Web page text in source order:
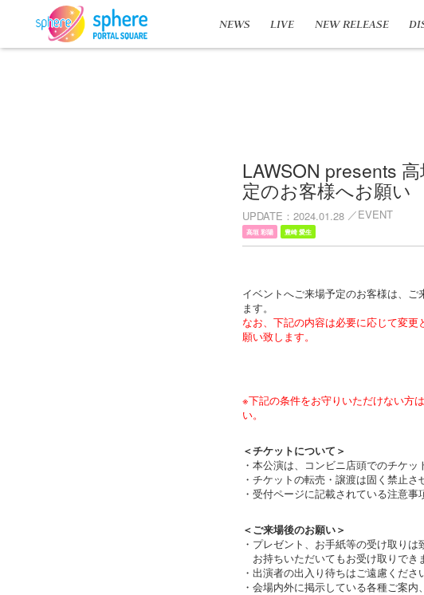
NEWS LIVE NEW RELEASE
LAWSON presents
定のお客様へお願い
UPDATE 2024.01.28 EVENT
高垣 彩陽 豊崎 愛生
イベントへご来場予定のお客様は、
ます。
なお、下記の内容は必要に応じて変
願い致します。
※下記の条件をお守りいただけない方
い。
＜チケットについて＞
・本公演は、コンビニ店頭でのチケッ
・チケットの転売・譲渡は固く禁止さ
・受付ページに記載されている注意事
＜ご来場後のお願い＞
・プレゼント、お手紙等の受け取りは
お持ちいただいてもお受け取りでき
・出演者の出入り待ちはご遠慮くださ
・会場内外に掲示している各種ご案